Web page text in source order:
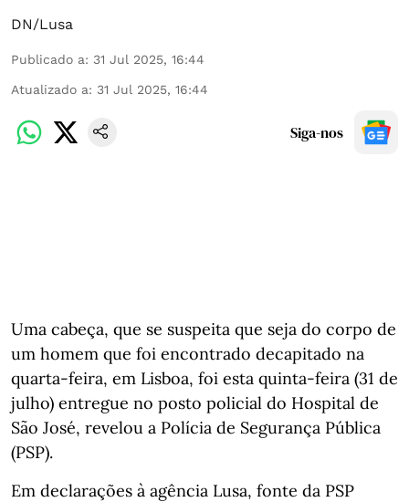
DN/Lusa
Publicado a: 31 Jul 2025, 16:44
Atualizado a: 31 Jul 2025, 16:44
Siga-nos
Uma cabeça, que se suspeita que seja do corpo de
um homem que foi encontrado decapitado na
quarta-feira, em Lisboa, foi esta quinta-feira (31 de
julho) entregue no posto policial do Hospital de
São José, revelou a Polícia de Segurança Pública
(PSP).
Em declarações à agência Lusa, fonte da PSP